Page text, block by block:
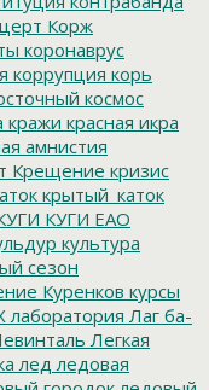
Корж
коронаврус
коррупция корь
космос
кражи красная икра
амнистия
Крещение кризис
крытый_каток
КУГИ ЕАО
культура
сезон
Куренков курсы
лаборатория Лаг ба-
Легкая
лед ледовая